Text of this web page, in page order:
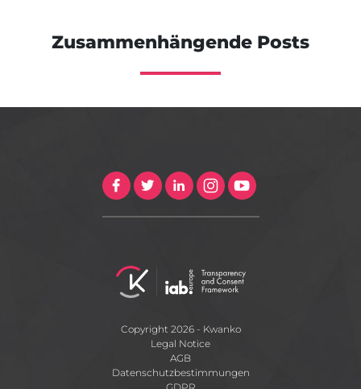
Zusammenhängende Posts
Copyright 2026 - Kwanko
Legal Notice
AGB
Datenschutzbestimmungen